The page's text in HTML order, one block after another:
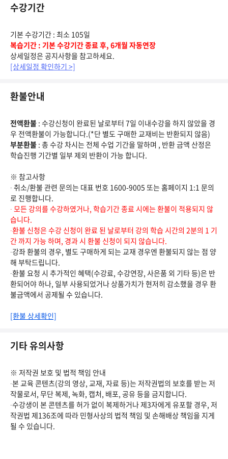
수강기간
기본 수강기간 : 최소 105일
복습기간 : 기본 수강기간 종료 후, 6개월 자동연장
상세일정은 공지사항을 참고하세요.
[상세일정 확인하기 >]
환불안내
전액환불 : 수강신청이 완료된 날로부터 7일 이내수강을 하지 않았을 경
우 전액환불이 가능합니다.(*단 별도 구매한 교재비는 반환되지 않음)
부분환불 : 총 수강 차시는 전체 수업 기간을 말하며 , 반환 금액 산정은
학습진행 기간별 일부 제외 반환이 가능 합니다.
※ 참고사항
∙ 취소/환불 관련 문의는 대표 번호 1600-9005 또는 홈페이지 1:1 문의
로 진행합니다.
∙ 모든 강의를 수강하였거나, 학습기간 종료 시에는 환불이 적용되지 않
습니다.
∙환불 신청은 수강 신청이 완료 된 날로부터 강의 학습 시간의 2분의 1 기
간 까지 가능 하며, 경과 시 환불 신청이 되지 않습니다.
∙강좌 환불의 경우, 별도 구매하게 되는 교재 경우엔 환불되지 않는 점 양
해 부탁드립니다.
∙환불 요청 시 추가적인 혜택(수강료, 수강연장, 사은품 외 기타 등)은 반
환되어야 하나, 일부 사용되었거나 상품가치가 현저히 감소했을 경우 환
불금액에서 공제될 수 있습니다.
[환불 상세확인]
기타 유의사항
※ 저작권 보호 및 법적 책임 안내
∙본 교육 콘텐츠(강의 영상, 교재, 자료 등)는 저작권법의 보호를 받는 저
작물로서, 무단 복제, 녹화, 캡처, 배포, 공유 등을 금지합니다.
∙수강생이 본 콘텐츠를 허가 없이 복제하거나 제3자에게 유포할 경우, 저
작권법 제136조에 따라 민형사상의 법적 책임 및 손해배상 책임을 지게
될 수 있습니다.